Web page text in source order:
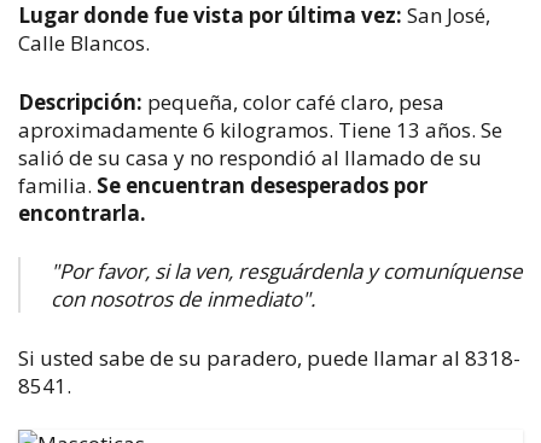
Lugar donde fue vista por última vez: San José,
Calle Blancos.
Descripción: pequeña, color café claro, pesa
aproximadamente 6 kilogramos. Tiene 13 años. Se
salió de su casa y no respondió al llamado de su
familia. Se encuentran desesperados por
encontrarla.
"Por favor, si la ven, resguárdenla y comuníquense
con nosotros de inmediato".
Si usted sabe de su paradero, puede llamar al 8318-
8541.